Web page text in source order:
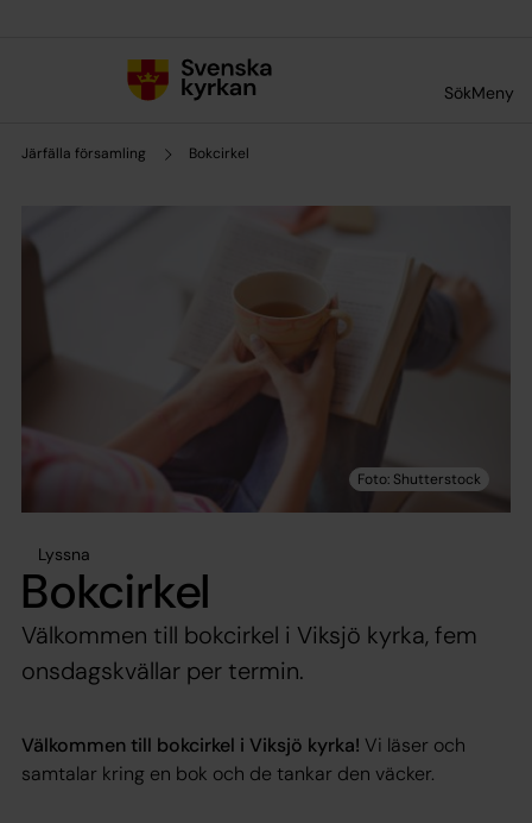
SökMeny
Järfälla församling Bokcirkel
Lyssna
Bokcirkel
Välkommen till bokcirkel i Viksjö kyrka, fem
onsdagskvällar per termin.
Välkommen till bokcirkel i Viksjö kyrka! Vi läser och
samtalar kring en bok och de tankar den väcker.